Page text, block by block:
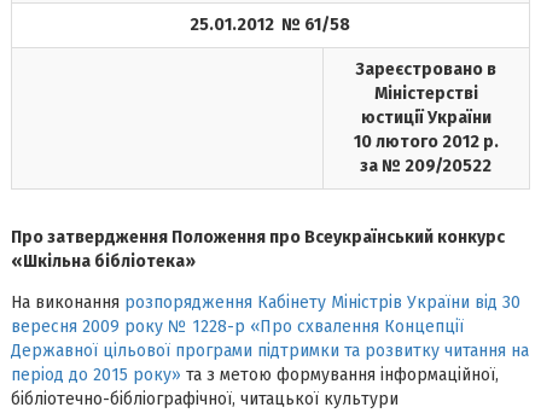
25.01.2012 № 61/58
Зареєстровано в
Міністерстві
юстиції України
10 лютого 2012 р.
за № 209/20522
Про затвердження Положення про Всеукраїнський конкурс
«Шкільна бібліотека»
На виконання розпорядження Кабінету Міністрів України від 30
вересня 2009 року № 1228-р «Про схвалення Концепції
Державної цільової програми підтримки та розвитку читання на
період до 2015 року» та з метою формування інформаційної,
бібліотечно-бібліографічної, читацької культури